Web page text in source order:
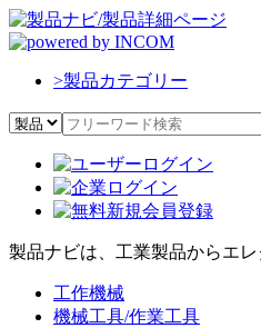
>製品カテゴリー
製品ナビは、工業製品からエ
工作機械
機械工具/作業工具